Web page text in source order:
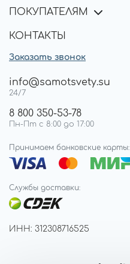
ПОКУПАТЕЛЯМ
КОНТАКТЫ
Заказать звонок
info@samotsvety.su
24/7
8 800 350-53-78
Пн-Пт с 8:00 до 17:00
Принимаем банковские карты:
Службы доставки:
ИНН: 312308716525